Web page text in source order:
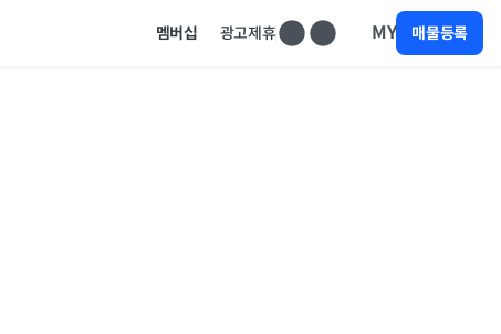
멤버십 광고제휴 MY 매물등록